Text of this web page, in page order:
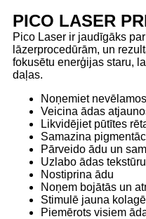
PICO LASER
Pico Laser ir jaudīgāks
lāzerprocedūrām, un
fokusētu enerģijas staru,
daļas.
Noņemiet
Veicina ādas
Likvidējiet pūtītes
Samazina
Pārveido ādu un
Uzlabo ādas tekstūru
Nostiprina ādu
Noņem bojātās un
Stimulē jauna
Piemērots visiem